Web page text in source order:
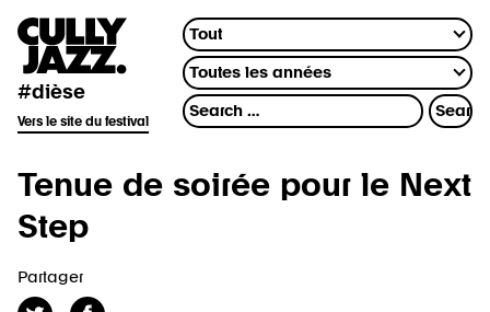
#dièse
Vers le site du festival
Tenue de soirée pour le Next
Step
Partager